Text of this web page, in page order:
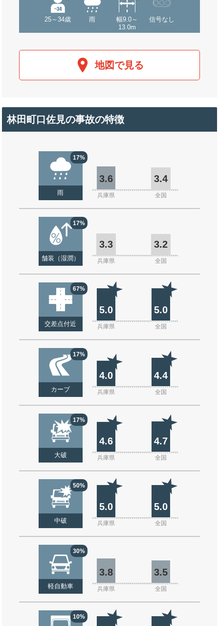
25～34歳 雨
幅9.0～
13.0m
信号なし
地図で見る
林田町口佐見の事故の特徴
17%
雨
3.6 3.4
兵庫県 全国
17%
舗装（湿潤）
3.3 3.2
兵庫県 全国
67%
交差点付近
5.0 5.0
兵庫県 全国
17%
カーブ
4.0 4.4
兵庫県 全国
17%
大破
4.6 4.7
兵庫県 全国
50%
中破
5.0 5.0
兵庫県 全国
30%
軽自動車
3.8 3.5
兵庫県 全国
10%